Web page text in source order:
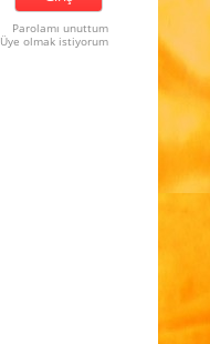
Parolamı unuttum
Üye olmak istiyorum